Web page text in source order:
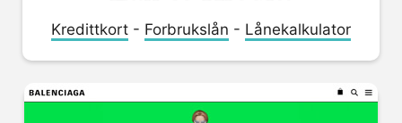
Kredittkort - Forbrukslån - Lånekalkulator